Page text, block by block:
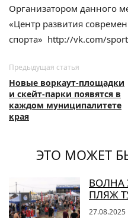
Организатором данного
«Центр развития
спорта» http://vk.com/
Предыдущая статья
Новые воркаут-площадки
и скейт-парки появятся в
каждом муниципалитете
края
ЭТО МОЖЕТ
ВОЛНА
ПЛЯЖ
27.08.2025